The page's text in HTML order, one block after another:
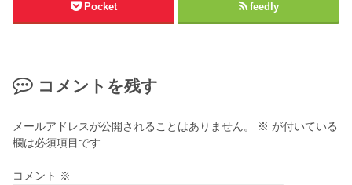
Pocket feedly
コメントを残す
メールアドレスが公開されることはありません。 ※ が付いている
欄は必須項目です
コメント ※